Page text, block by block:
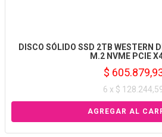
DISCO SÓLIDO SSD 2TB WESTERN
M.2 NVME PCIE
$
6 x $